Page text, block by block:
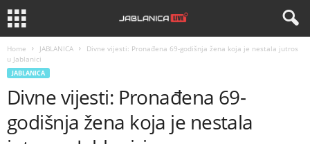
Home JABLANICA
Divne vijesti: Pronađena 69-godišnja žena koja je nestala jutros
u Jablanici
JABLANICA
Divne vijesti: Pronađena 69-
godišnja žena koja je nestala